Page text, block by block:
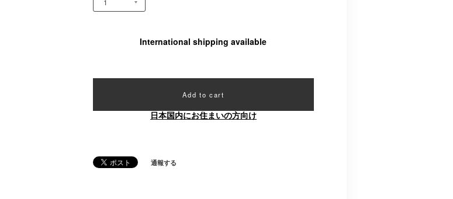
International shipping available
Add to cart
日本国内にお住まいの方向け
通報する